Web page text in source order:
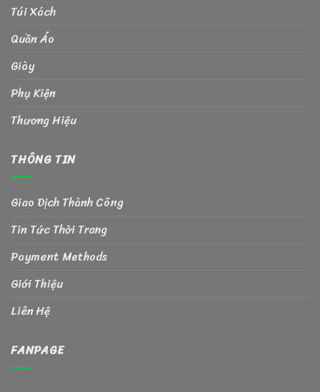
Túi Xách
Quần Áo
Giày
Phụ Kiện
Thương Hiệu
THÔNG TIN
Giao Dịch Thành Công
Tin Tức Thời Trang
Payment Methods
Giới Thiệu
Liên Hệ
FANPAGE